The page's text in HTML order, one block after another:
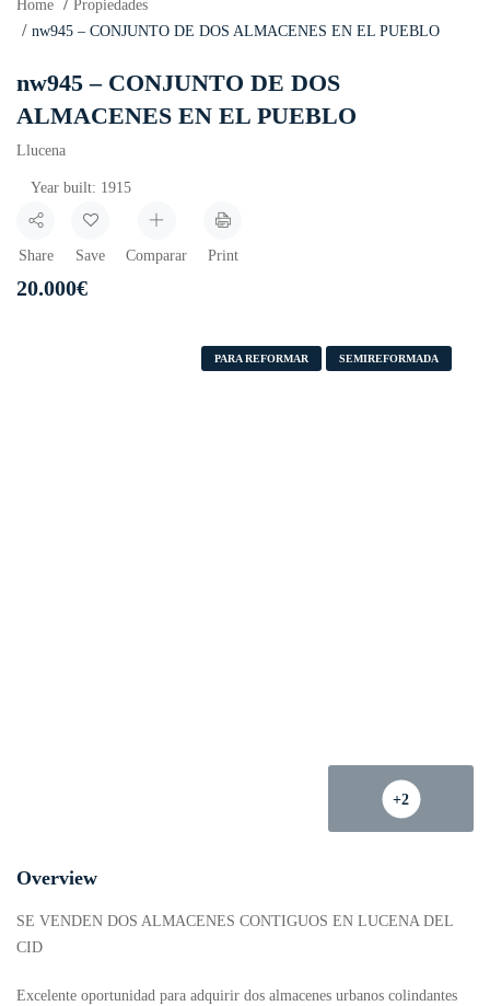
Home
Propiedades
nw945 – CONJUNTO DE DOS ALMACENES EN EL PUEBLO
nw945 – CONJUNTO DE DOS
ALMACENES EN EL PUEBLO
Llucena
Year built: 1915
Share Save Comparar Print
20.000€
PARA REFORMAR SEMIREFORMADA
+2
Overview
SE VENDEN DOS ALMACENES CONTIGUOS EN LUCENA DEL
CID
Excelente oportunidad para adquirir dos almacenes urbanos colindantes